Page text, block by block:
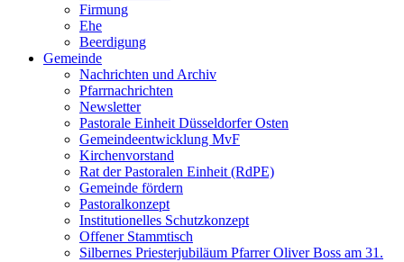
Firmung
Ehe
Beerdigung
Gemeinde
Nachrichten und Archiv
Pfarrnachrichten
Newsletter
Pastorale Einheit Düsseldorfer Osten
Gemeindeentwicklung MvF
Kirchenvorstand
Rat der Pastoralen Einheit (RdPE)
Gemeinde fördern
Pastoralkonzept
Institutionelles Schutzkonzept
Offener Stammtisch
Silbernes Priesterjubiläum Pfarrer Oliver Boss am 31.